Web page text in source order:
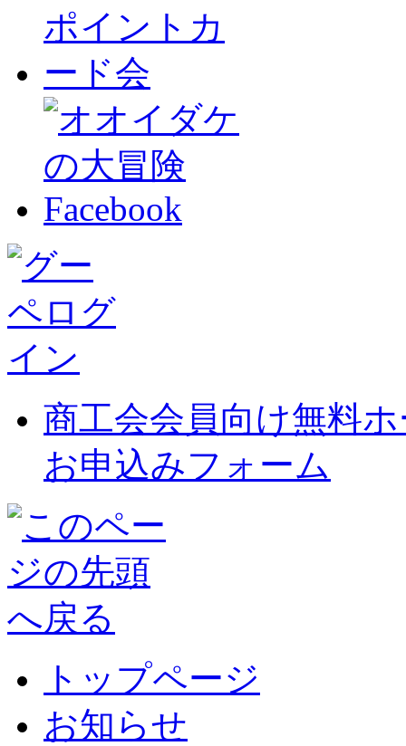
商工会会員向け無料
お申込みフォーム
トップページ
お知らせ